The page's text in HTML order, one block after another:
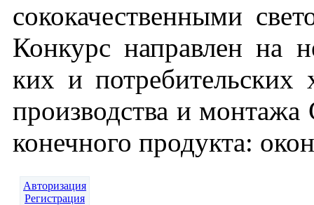
соко­качест­вен­ны­ми
Кон­курс нап­равлен на
ких и пот­ре­битель­ских
про­из­водс­тва и
ко­неч­но­го про­дук­та:
Авторизация
Регистрация